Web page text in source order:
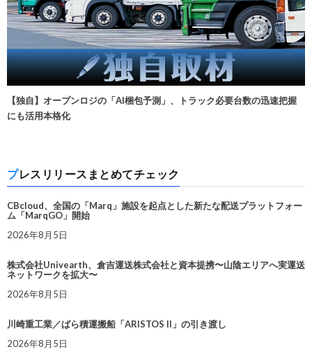
【独自】オープンロジの「AI梱包予測」、トラック必要台数の迅速把握
にも活用本格化
プレスリリースまとめてチェック
CBcloud、全国の「Marq」施設を起点とした新たな配送プラットフォー
ム「MarqGO」開始
2026年8月5日
株式会社Univearth、倉吉運送株式会社と資本提携〜山陰エリアへ実運送
ネットワークを拡大〜
2026年8月5日
川崎重工業／ばら積運搬船「ARISTOS II」の引き渡し
2026年8月5日